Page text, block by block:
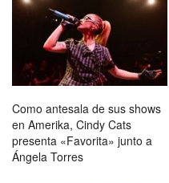
Como antesala de sus shows
en Amerika, Cindy Cats
presenta «Favorita» junto a
Ángela Torres